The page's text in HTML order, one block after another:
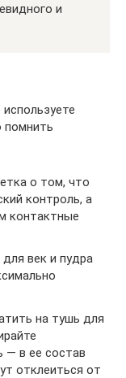
и
помнить
о том, что
контроль, а
контактные
век и пудра
на тушь для
в ее состав
отклеиться от